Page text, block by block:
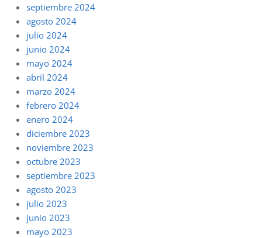
septiembre 2024
agosto 2024
julio 2024
junio 2024
mayo 2024
abril 2024
marzo 2024
febrero 2024
enero 2024
diciembre 2023
noviembre 2023
octubre 2023
septiembre 2023
agosto 2023
julio 2023
junio 2023
mayo 2023